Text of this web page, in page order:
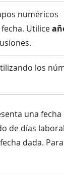
numéricos
Utilice
los
una fecha
de días
dada.